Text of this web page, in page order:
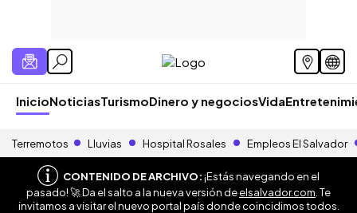
InicioNoticiasTurismoDinero y negociosVida
Terremotos Lluvias Hospital Rosales Empleos El Salvador
CONTENIDO DE ARCHIVO:¡Estás navegando en el
pasado! 🚀 Da el salto a la nueva versión deelsalvador.com . Te
invitamos a visitar el nuevo portal país donde coincidimos todos.